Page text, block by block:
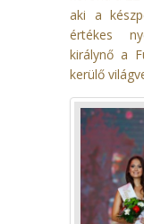
aki a
értékes
királynő a
kerülő